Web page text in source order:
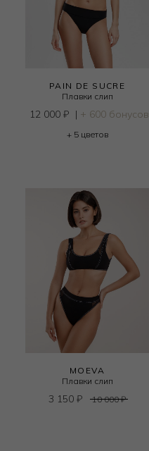
PAIN DE SUCRE
Плавки слип
12 000 ₽ | + 600 бонусов
+ 5 цветов
MOEVA
Плавки слип
3 150 ₽ 10 000₽